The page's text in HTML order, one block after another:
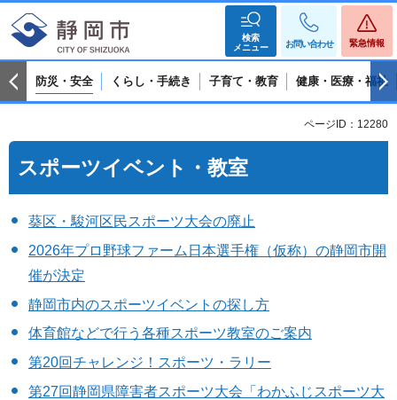
検索
メニュー
お問い合わせ 緊急情報
防災・安全 くらし・手続き 子育て・教育 健康・医療・福祉
ページID：12280
スポーツイベント・教室
葵区・駿河区民スポーツ大会の廃止
2026年プロ野球ファーム日本選手権（仮称）の静岡市開
催が決定
静岡市内のスポーツイベントの探し方
体育館などで行う各種スポーツ教室のご案内
第20回チャレンジ！スポーツ・ラリー
第27回静岡県障害者スポーツ大会「わかふじスポーツ大